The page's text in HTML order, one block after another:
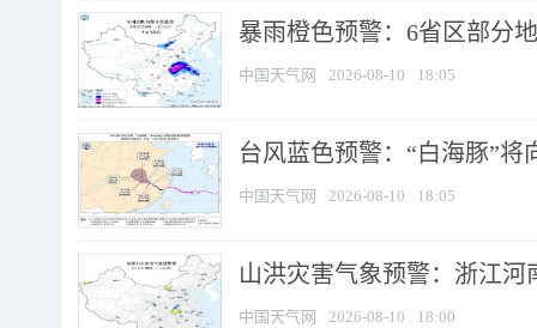
暴雨橙色预警：6省区部分
中国天气网 2026-08-10 18:05
台风蓝色预警：“白海豚”
中国天气网 2026-08-10 18:05
山洪灾害气象预警：浙江
中国天气网 2026-08-10 18:00